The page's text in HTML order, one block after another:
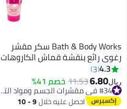
Bath & Body Works سكر مقشر
رغوي رائع بنقشة قماش الكاروهات
4.3
3
ريال6.80
11.53خصم 41%
تم بيع +10 مؤخرًا
احصل عليه خلال 9 - 10